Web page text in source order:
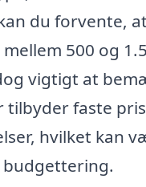
du forvente,
500 og
vigtigt at
tilbyder faste
hvilket kan